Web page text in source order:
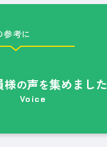
考に
様の声を集めました
Voice